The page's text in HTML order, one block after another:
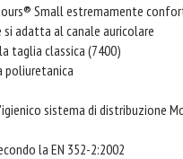
Small estremamente
si adatta al canale auricolare
taglia classica (7400)
poliuretanica
sistema di distribuzione
la EN 352-2:2002